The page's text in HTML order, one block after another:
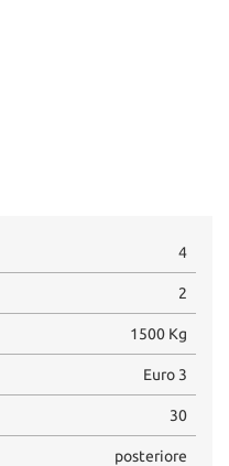
4
2
1500 Kg
Euro 3
30
posteriore